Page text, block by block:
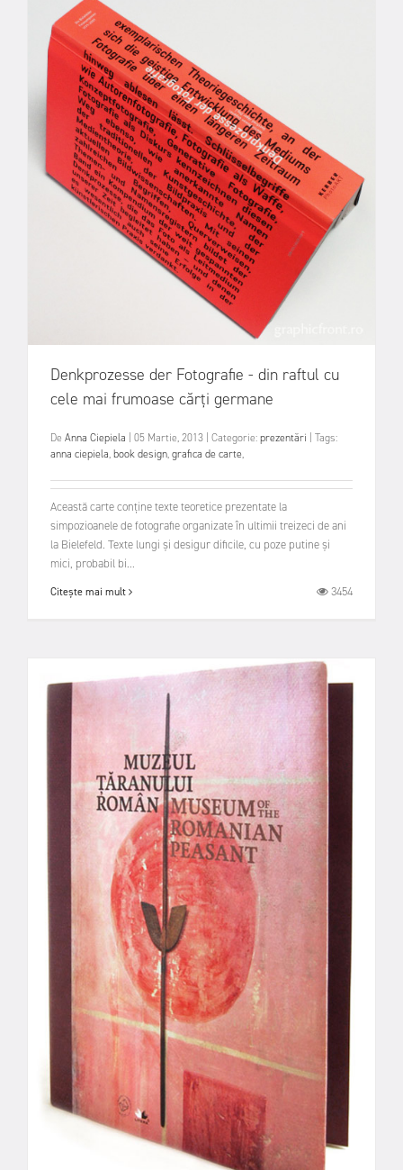
Denkprozesse der Fotografie - din raftul cu
cele mai frumoase cărți germane
De Anna Ciepiela 05 Martie, 2013 Categorie:prezentări
Tags:
anna ciepiela,book design,grafica de carte,
Această carte conține texte teoretice prezentate la
simpozioanele de fotografie organizate în ultimii treizeci de ani
la Bielefeld. Texte lungi și desigur dificile, cu poze putine și
mici, probabil bi...
Citește mai mult 3454